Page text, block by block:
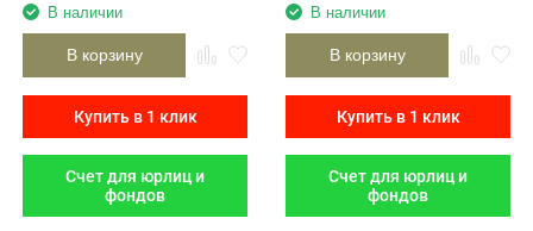
В наличии
В корзину
Купить в 1 клик
Счет для юрлиц и
фондов
В наличии
В корзину
Купить в 1 клик
Счет для юрлиц и
фондов